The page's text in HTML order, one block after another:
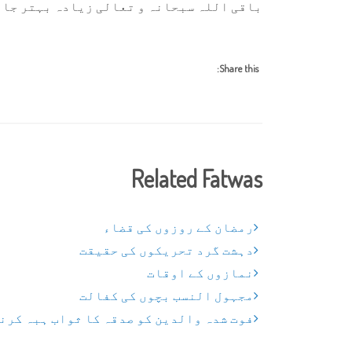
باقی اللہ سبحانہ و تعالی زیادہ بہتر
Share this:
Related Fatwas
رمضان کے روزوں کی قضاء
دہشت گرد تحریکوں کی حقیقت
نمازوں کے اوقات
مجہول النسب بچوں کی کفالت
فوت شدہ والدین کو صدقہ کا ثواب ہبہ